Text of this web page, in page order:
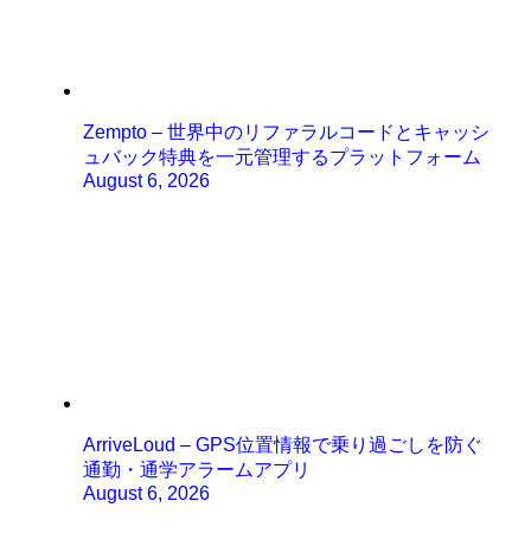
Zempto – 世界中のリファラルコードとキャッシ
ュバック特典を一元管理するプラットフォーム
August 6, 2026
ArriveLoud – GPS位置情報で乗り過ごしを防ぐ
通勤・通学アラームアプリ
August 6, 2026